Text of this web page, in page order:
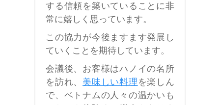
する信頼を築いていることに非
常に嬉しく思っています。
この協力が今後ますます発展し
ていくことを期待しています。
会議後、お客様はハノイの名所
を訪れ、 美味しい料理を楽しん
で、ベトナムの人々の温かいも